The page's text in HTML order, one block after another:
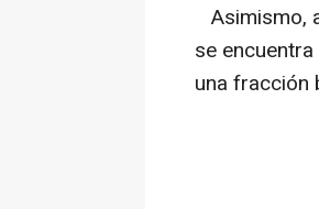
Asimismo,
se
una fracción